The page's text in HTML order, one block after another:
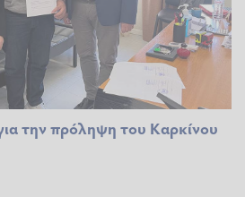
την πρόληψη του Καρκίνου